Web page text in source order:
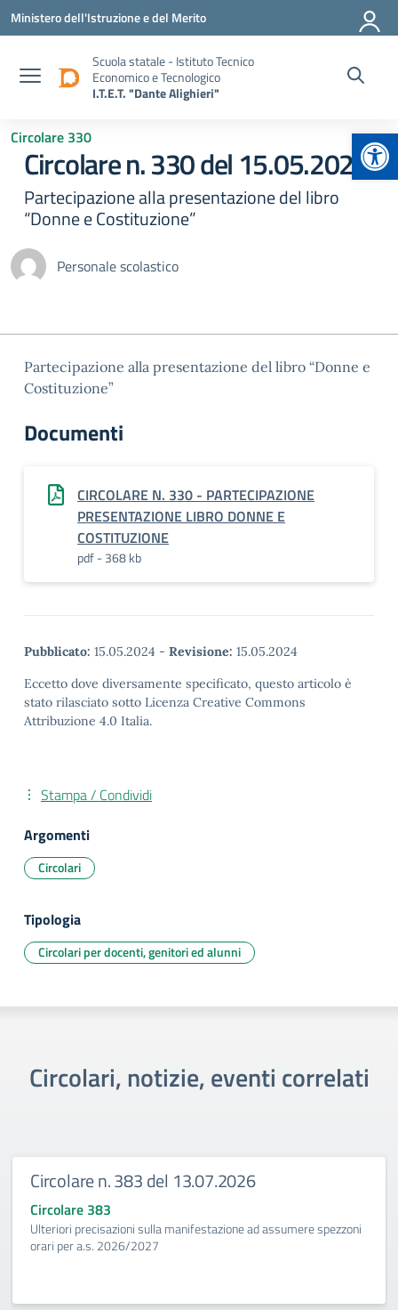
Vai ai contenuti
Vai al menu di navigazione
Vai al footer
Ministero dell'Istruzione e del Merito
Scuola statale - Istituto Tecnico
Economico e Tecnologico
I.T.E.T. "Dante Alighieri"
Circolare 330
Circolare n. 330 del 15.05.2024
Partecipazione alla presentazione del libro
“Donne e Costituzione”
Personale scolastico
Partecipazione alla presentazione del libro “Donne e
Costituzione”
Documenti
CIRCOLARE N. 330 - PARTECIPAZIONE
PRESENTAZIONE LIBRO DONNE E
COSTITUZIONE
pdf - 368 kb
Pubblicato: 15.05.2024 - Revisione: 15.05.2024
Eccetto dove diversamente specificato, questo articolo è
stato rilasciato sotto Licenza Creative Commons
Attribuzione 4.0 Italia.
Stampa / Condividi
Argomenti
Circolari
Tipologia
Circolari per docenti, genitori ed alunni
Circolari, notizie, eventi correlati
Circolare n. 383 del 13.07.2026
Circolare 383
Ulteriori precisazioni sulla manifestazione ad assumere spezzoni
orari per a.s. 2026/2027